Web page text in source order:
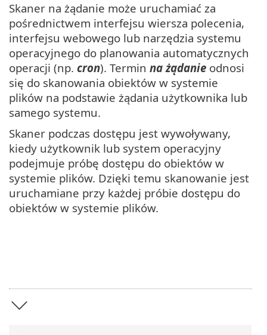
Skaner na żądanie może uruchamiać za
pośrednictwem interfejsu wiersza polecenia,
interfejsu webowego lub narzędzia systemu
operacyjnego do planowania automatycznych
operacji (np. cron). Termin na żądanie odnosi
się do skanowania obiektów w systemie
plików na podstawie żądania użytkownika lub
samego systemu.
Skaner podczas dostępu jest wywoływany,
kiedy użytkownik lub system operacyjny
podejmuje próbę dostępu do obiektów w
systemie plików. Dzięki temu skanowanie jest
uruchamiane przy każdej próbie dostępu do
obiektów w systemie plików.